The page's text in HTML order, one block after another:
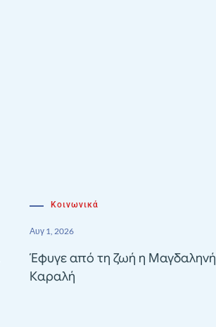
Κοινωνικά
Αυγ 1, 2026
Έφυγε από τη ζωή η Μαγδαληνή
Καραλή